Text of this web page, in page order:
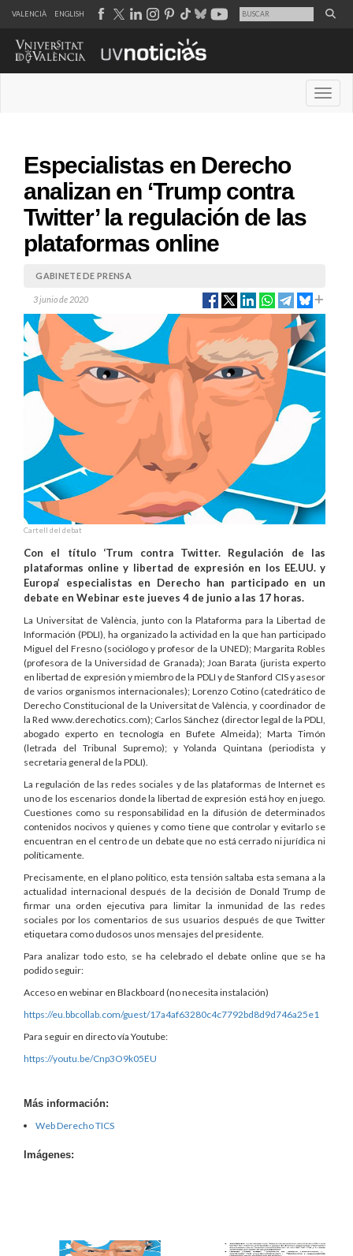
VALENCIÀ ENGLISH
Especialistas en Derecho
analizan en ‘Trump contra
Twitter’ la regulación de las
plataformas online
GABINETE DE PRENSA
3 junio de 2020
Cartell del debat
Con el título ‘Trum contra Twitter. Regulación de las
plataformas online y libertad de expresión en los EE.UU. y
Europa’ especialistas en Derecho han participado en un
debate en Webinar este jueves 4 de junio a las 17 horas.
La Universitat de València, junto con la Plataforma para la Libertad de
Información (PDLI), ha organizado la actividad en la que han participado
Miguel del Fresno (sociólogo y profesor de la UNED); Margarita Robles
(profesora de la Universidad de Granada); Joan Barata (jurista experto
en libertad de expresión y miembro de la PDLI y de Stanford CIS y asesor
de varios organismos internacionales); Lorenzo Cotino (catedrático de
Derecho Constitucional de la Universitat de València, y coordinador de
la Red www.derechotics.com); Carlos Sánchez (director legal de la PDLI,
abogado experto en tecnología en Bufete Almeida); Marta Timón
(letrada del Tribunal Supremo); y Yolanda Quintana (periodista y
secretaria general de la PDLI).
La regulación de las redes sociales y de las plataformas de Internet es
uno de los escenarios donde la libertad de expresión está hoy en juego.
Cuestiones como su responsabilidad en la difusión de determinados
contenidos nocivos y quienes y como tiene que controlar y evitarlo se
encuentran en el centro de un debate que no está cerrado ni jurídica ni
políticamente.
Precisamente, en el plano político, esta tensión saltaba esta semana a la
actualidad internacional después de la decisión de Donald Trump de
firmar una orden ejecutiva para limitar la inmunidad de las redes
sociales por los comentarios de sus usuarios después de que Twitter
etiquetara como dudosos unos mensajes del presidente.
Para analizar todo esto, se ha celebrado el debate online que se ha
podido seguir:
Acceso en webinar en Blackboard (no necesita instalación)
https://eu.bbcollab.com/guest/17a4af63280c4c7792bd8d9d746a25e1
Para seguir en directo vía Youtube:
https://youtu.be/Cnp3O9k05EU
Más información:
Web Derecho TICS
Imágenes: